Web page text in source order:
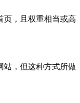
页，且权重相当或高
站，但这种方式所做